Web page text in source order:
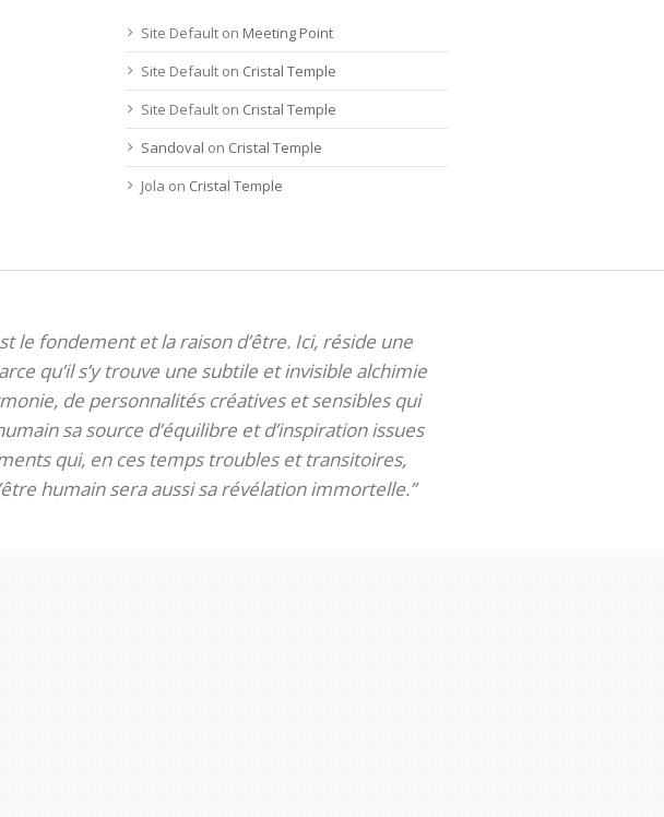
Site Default on Meeting Point
Site Default on Cristal Temple
Site Default on Cristal Temple
Sandoval on Cristal Temple
Jola on Cristal Temple
le fondement et la raison d’être. Ici, réside une
qu’il s’y trouve une subtile et invisible alchimie
de personnalités créatives et sensibles qui
sa source d’équilibre et d’inspiration issues
qui, en ces temps troubles et transitoires,
humain sera aussi sa révélation immortelle.”